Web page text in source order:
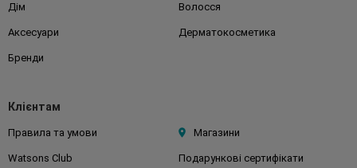
Дім Волосся
Аксесуари Дерматокосметика
Бренди
Клієнтам
Правила та умови Магазини
Watsons Club Подарункові сертифікати